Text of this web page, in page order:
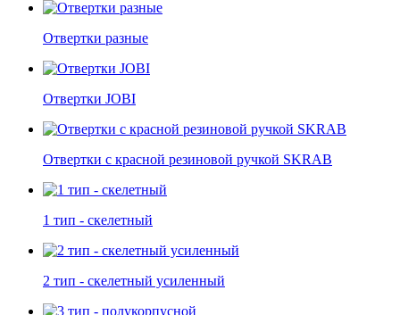
Отвертки разные
Отвертки JOBI
Отвертки c красной резиновой ручкой SKRAB
1 тип - скелетный
2 тип - скелетный усиленный